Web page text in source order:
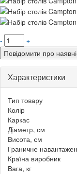
-
+
Повідомити про
Характеристики
Тип товару
Колір
Каркас
Діаметр, см
Висота, см
Граничне
Країна виробник
Вага, кг